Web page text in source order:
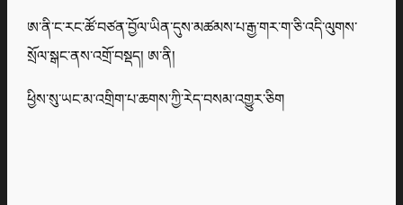
ཨ་ནི་ང་རང་ཚོ་བཙན་བྱོལ་ཡིན་དུས་མཚམས་པ་རྒྱ་གར་ག་ཅི་འདི་ལུགས་
སྲོལ་སྒང་ནས་འགྲོ་བསྡད། ཨ་ནི།
ཕྱིས་སུ་ཡང་མ་འགྲིག་པ་ཆགས་ཀྱི་རེད་བསམ་འགྱུར་ཅིག